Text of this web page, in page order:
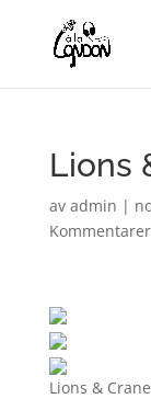
Lions
av admin |
Kommentarer
Lions &